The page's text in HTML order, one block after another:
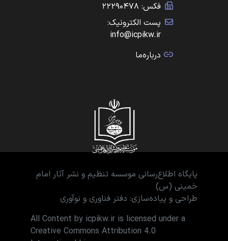
فکس: ۲۲۲۹۰۴۷۸
پست الکترونیک:
info@icpikw.ir
درباره‌ما
پایگاه اطلاع‌رسانی موسسه تنظیم و نشر آثار امام
خمینی (س)
طراحی و پیاده‌سازی: دفتر فناوری و نوآوری
All Content by icpikw.ir is licensed under a
Creative Commons Attribution 4.0